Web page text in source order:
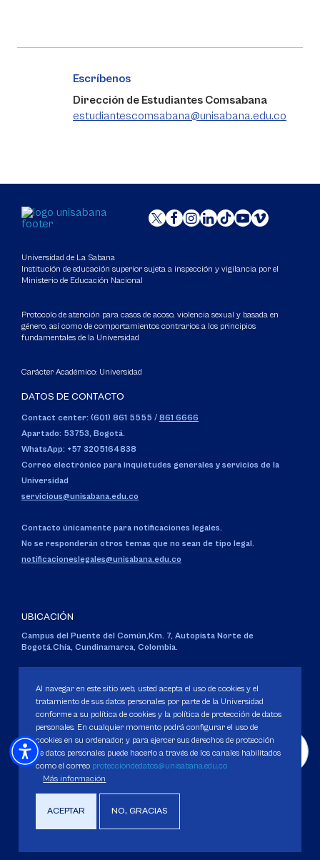
Escríbenos
Dirección de Estudiantes Comsabana
estudiantescomsabana@unisabana.edu.co
Universidad de La Sabana
Institución de educación superior sujeta a inspección y vigilancia por el
Ministerio de Educación Nacional
Protocolo de atención para casos de acoso, violencia sexual y basada en
género, así como de comportamientos contrarios a los principios
fundamentales de la Universidad
Carácter Académico: Universidad
DATOS DE CONTACTO
Contact center: (601) 861 5555 / 861 6666
Apartado: 53753, Bogotá.
WhatsApp: +57 3205164838
Correo electrónico para inquietudes generales y servicios de la
Universidad
servicious@unisabana.edu.co
Contacto únicamente para notificaciones legales.
No se responderán otros temas que no sean de tipo legal.
notificacioneslegales@unisabana.edu.co
UBICACIÓN
Campus del Puente del Común,Km. 7, Autopista Norte de
Bogotá.Chía, Cundinamarca, Colombia.
Personería Jurídica:Resolución 130 del 14 de enero de 1980.
Ministerio de Educación Nacional.
Política de Protección de datos
Derechos Pecuniarios
Al navegar en este sitio web, usted acepta el uso de cookies y el
tratamiento de sus datos personales por parte de la Universidad
conforme a su política de cookies y la política de protección de datos
personales. En cualquier momento podrá configurar el uso de
cookies en su ordenador, y para ejercer sus derechos de protección
de datos personales puede hacerlo a través de los canales habilitados
como el correo protecciondedatos@unisabana.edu.co
Más información
ACEPTAR NO, GRACIAS